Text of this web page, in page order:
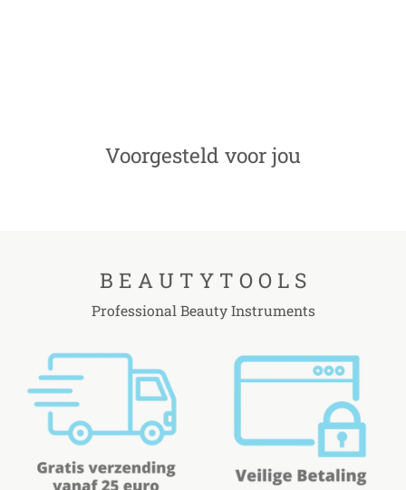
Voorgesteld voor jou
B E A U T Y T O O L S
Professional Beauty Instruments